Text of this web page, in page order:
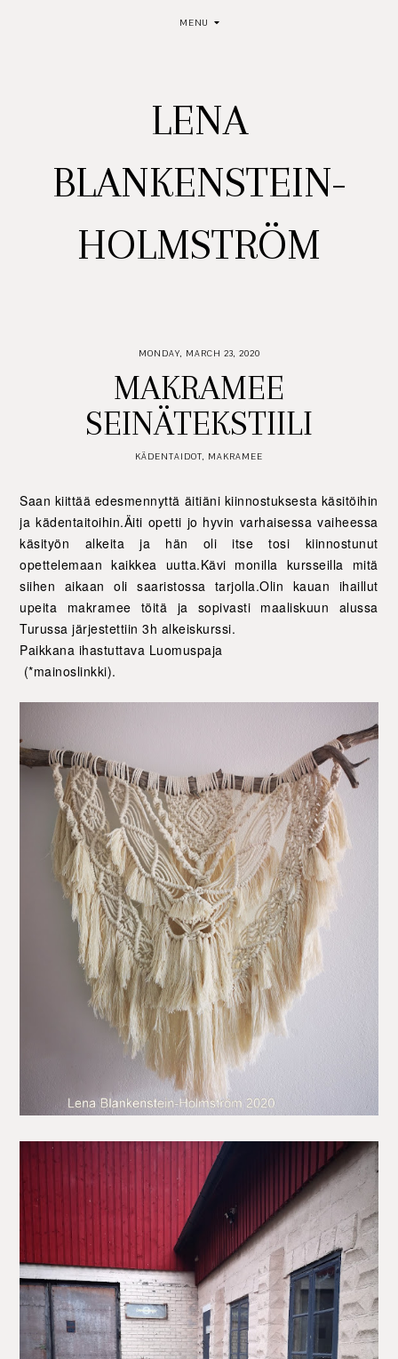
MENU
LENA
BLANKENSTEIN-
HOLMSTRÖM
MONDAY, MARCH 23, 2020
MAKRAMEE
SEINÄTEKSTIILI
KÄDENTAIDOT, MAKRAMEE
Saan kiittää edesmennyttä äitiäni kiinnostuksesta käsitöihin
ja kädentaitoihin.Äiti opetti jo hyvin varhaisessa vaiheessa
käsityön alkeita ja hän oli itse tosi kiinnostunut
opettelemaan kaikkea uutta.Kävi monilla kursseilla mitä
siihen aikaan oli saaristossa tarjolla.Olin kauan ihaillut
upeita makramee töitä ja sopivasti maaliskuun alussa
Turussa järjestettiin 3h alkeiskurssi.
Paikkana ihastuttava Luomuspaja
(*mainoslinkki).